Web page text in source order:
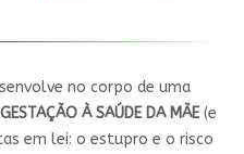
no corpo de uma
À SAÚDE DA MÃE(e
em lei: o estupro e o risco